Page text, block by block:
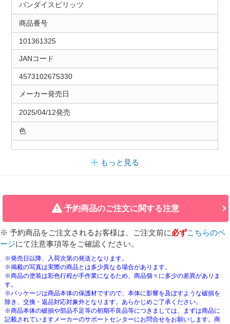
バンダイスピリッツ
商品番号
101361325
JANコード
4573102675330
メーカー発売日
2025/04/12発売
色
もっと見る
予約商品のご注文に関する注意
※ 予約商品をご注文されるお客様は、ご注文前に必ずこちらのペ
ージにて注意事項等をご確認ください。
※発売日以降、入荷次第の発送となります。
※掲載の写真は実際の商品とは多少異なる場合があります。
※商品の塗装は彩色行程が手作業になるため、商品個々に多少の差異がありま
す。
※パッケージは商品本体の保護材ですので、本体に影響を及ぼすような破損を
除き、交換・返品対応対象外となります。あらかじめご了承ください。
※商品本体の破損や部品不足等の初期不良品等につきましては、まずは商品に
記載されていますメーカーのサポートセンターにお問合せをお願いします。商